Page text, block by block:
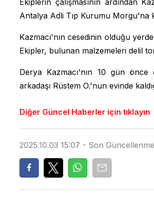
Antalya Adli Tıp Kurumu Morgu'na
Kazmacı'nın cesedinin olduğu
Ekipler, bulunan malzemeleri delil
Derya Kazmacı'nın 10 gün önce
arkadaşı Rüstem O.'nun evinde
Diğer Güncel Haberler için tıklayın
2025.10.03 15:07 - Son